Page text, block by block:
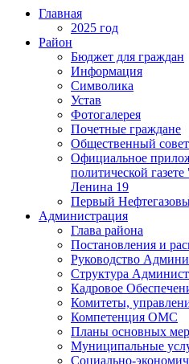
Главная
2025 год
Район
Бюджет для граждан
Информация
Символика
Устав
Фотогалерея
Почетные граждане
Общественный
Официальное
политической
Ленина 19
Первый
Администрация
Глава района
Постановления и
Руководство
Структура
Кадровое
Комитеты,
Компетенция ОМС
Планы основных
Муниципальные
Социально-